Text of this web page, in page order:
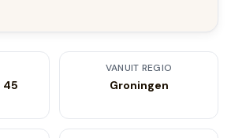
45
VANUIT REGIO
Groningen